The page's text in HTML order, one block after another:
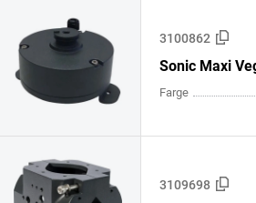
3100862
Sonic Maxi
Farge
3109698